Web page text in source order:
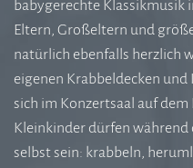
babygerechte Klassikmusik
Eltern, Großeltern und
natürlich ebenfalls herzlich
eigenen Krabbeldecken und
sich im Konzertsaal auf
Kleinkinder dürfen während
selbst sein: krabbeln,